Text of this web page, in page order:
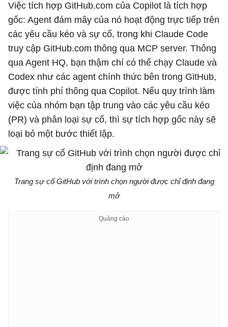
Việc tích hợp GitHub.com của Copilot là tích hợp
gốc: Agent đám mây của nó hoạt động trực tiếp trên
các yêu cầu kéo và sự cố, trong khi Claude Code
truy cập GitHub.com thông qua MCP server. Thông
qua Agent HQ, bạn thậm chí có thể chạy Claude và
Codex như các agent chính thức bên trong GitHub,
được tính phí thông qua Copilot. Nếu quy trình làm
việc của nhóm bạn tập trung vào các yêu cầu kéo
(PR) và phân loại sự cố, thì sự tích hợp gốc này sẽ
loại bỏ một bước thiết lập.
Trang sự cố GitHub với trình chọn người được chỉ định đang
mở